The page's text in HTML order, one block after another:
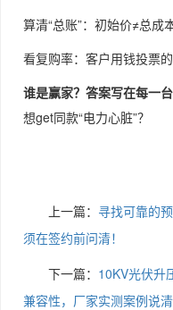
算清“总账”：初始价≠总成
看复购率：客户用钱投票
谁是赢家？答案写在每一
想get同款“电力心脏”？
上一篇： 寻找可靠的
须在签约前问清！
下一篇： 10KV光伏升
兼容性，厂家实测案例说清